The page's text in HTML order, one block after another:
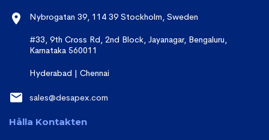
Nybrogatan 39, 114 39 Stockholm, Sweden
#33, 9th Cross Rd, 2nd Block, Jayanagar, Bengaluru,
Karnataka 560011
Hyderabad | Chennai
sales@desapex.com
Hålla Kontakten